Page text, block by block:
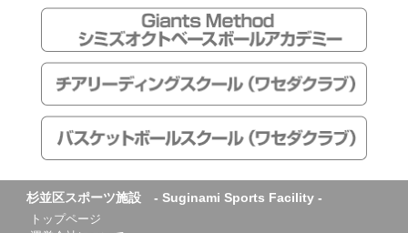
杉並区スポーツ施設 - Suginami Sports Facility -
トップページ